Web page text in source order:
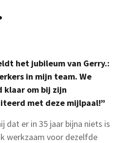
het jubileum van Gerry.:
in mijn team. We
klaar om bij zijn
met deze mijlpaal!”
dat er in 35 jaar bijna niets is
werkzaam voor dezelfde